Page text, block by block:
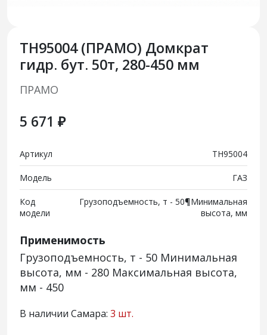
TH95004 (ПРАМО) Домкрат
гидр. бут. 50т, 280-450 мм
ПРАМО
5 671 ₽
Артикул TH95004
Модель ГАЗ
Код
модели
Грузоподъемность, т - 50¶Минимальная
высота, мм
Применимость
Грузоподъемность, т - 50 Минимальная
высота, мм - 280 Максимальная высота,
мм - 450
В наличии Самара: 3 шт.